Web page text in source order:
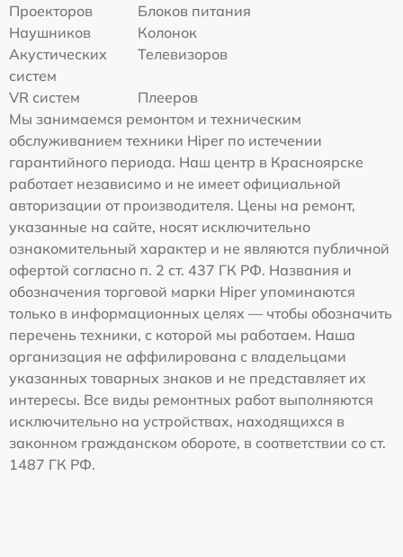
Проекторов
Блоков питания
Наушников
Колонок
Акустических
систем
Телевизоров
VR систем
Плееров
Мы занимаемся ремонтом и техническим
обслуживанием техники Hiper по истечении
гарантийного периода. Наш центр в Красноярске
работает независимо и не имеет официальной
авторизации от производителя. Цены на ремонт,
указанные на сайте, носят исключительно
ознакомительный характер и не являются публичной
офертой согласно п. 2 ст. 437 ГК РФ. Названия и
обозначения торговой марки Hiper упоминаются
только в информационных целях — чтобы обозначить
перечень техники, с которой мы работаем. Наша
организация не аффилирована с владельцами
указанных товарных знаков и не представляет их
интересы. Все виды ремонтных работ выполняются
исключительно на устройствах, находящихся в
законном гражданском обороте, в соответствии со ст.
1487 ГК РФ.